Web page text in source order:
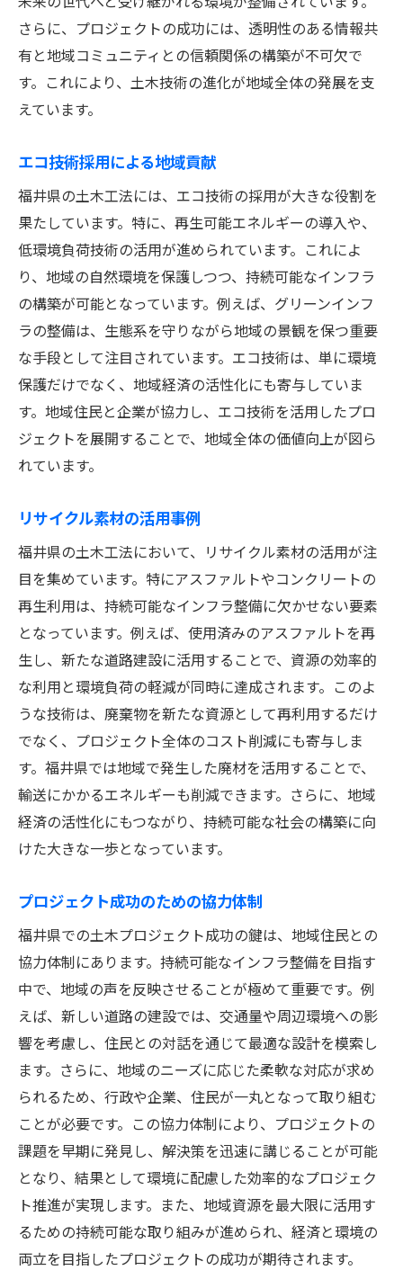
さらに、プロジェクトの成功には、透明性のある情報共
有と地域コミュニティとの信頼関係の構築が不可欠で
す。これにより、土木技術の進化が地域全体の発展を支
えています。
エコ技術採用による地域貢献
福井県の土木工法には、エコ技術の採用が大きな役割を
果たしています。特に、再生可能エネルギーの導入や、
低環境負荷技術の活用が進められています。これによ
り、地域の自然環境を保護しつつ、持続可能なインフラ
の構築が可能となっています。例えば、グリーンインフ
ラの整備は、生態系を守りながら地域の景観を保つ重要
な手段として注目されています。エコ技術は、単に環境
保護だけでなく、地域経済の活性化にも寄与していま
す。地域住民と企業が協力し、エコ技術を活用したプロ
ジェクトを展開することで、地域全体の価値向上が図ら
れています。
リサイクル素材の活用事例
福井県の土木工法において、リサイクル素材の活用が注
目を集めています。特にアスファルトやコンクリートの
再生利用は、持続可能なインフラ整備に欠かせない要素
となっています。例えば、使用済みのアスファルトを再
生し、新たな道路建設に活用することで、資源の効率的
な利用と環境負荷の軽減が同時に達成されます。このよ
うな技術は、廃棄物を新たな資源として再利用するだけ
でなく、プロジェクト全体のコスト削減にも寄与しま
す。福井県では地域で発生した廃材を活用することで、
輸送にかかるエネルギーも削減できます。さらに、地域
経済の活性化にもつながり、持続可能な社会の構築に向
けた大きな一歩となっています。
プロジェクト成功のための協力体制
福井県での土木プロジェクト成功の鍵は、地域住民との
協力体制にあります。持続可能なインフラ整備を目指す
中で、地域の声を反映させることが極めて重要です。例
えば、新しい道路の建設では、交通量や周辺環境への影
響を考慮し、住民との対話を通じて最適な設計を模索し
ます。さらに、地域のニーズに応じた柔軟な対応が求め
られるため、行政や企業、住民が一丸となって取り組む
ことが必要です。この協力体制により、プロジェクトの
課題を早期に発見し、解決策を迅速に講じることが可能
となり、結果として環境に配慮した効率的なプロジェク
ト推進が実現します。また、地域資源を最大限に活用す
るための持続可能な取り組みが進められ、経済と環境の
両立を目指したプロジェクトの成功が期待されます。